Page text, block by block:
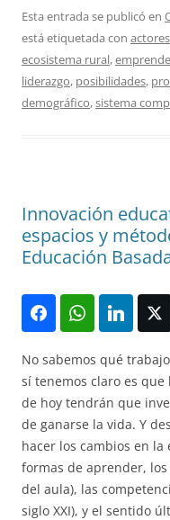
Esta entrada se publicó en
está etiquetada con actores
ecosistema rural,
liderazgo, posibilidades,
demográfico,sistema
Innovación
espacios y
Educación
No sabemos qué
sí tenemos claro es
de hoy tendrán que
de ganarse la vida. Y
hacer los cambios en
formas de aprender,
del aula), las
siglo XXI), y el sentido